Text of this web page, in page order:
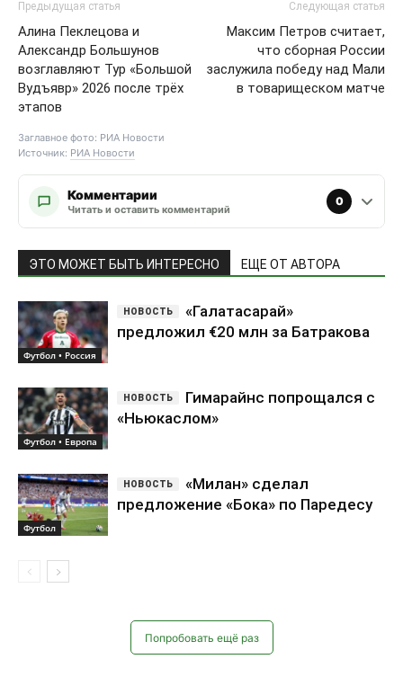
Предыдущая статья
Алина Пеклецова и
Александр Большунов
возглавляют Тур «Большой
Вудъявр» 2026 после трёх
этапов
Следующая статья
Максим Петров считает,
что сборная России
заслужила победу над Мали
в товарищеском матче
Заглавное фото: РИА Новости
Источник: РИА Новости
Комментарии
Читать и оставить комментарий
0
ЭТО МОЖЕТ БЫТЬ ИНТЕРЕСНО ЕЩЕ ОТ АВТОРА
Футбол • Россия
«Галатасарай»
предложил €20 млн за Батракова
Футбол • Европа
Гимарайнс попрощался с
«Ньюкаслом»
Футбол
«Милан» сделал
предложение «Бока» по Паредесу
Попробовать ещё раз